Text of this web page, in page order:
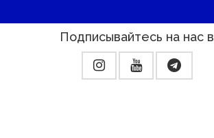
Подписывайтесь на нас в